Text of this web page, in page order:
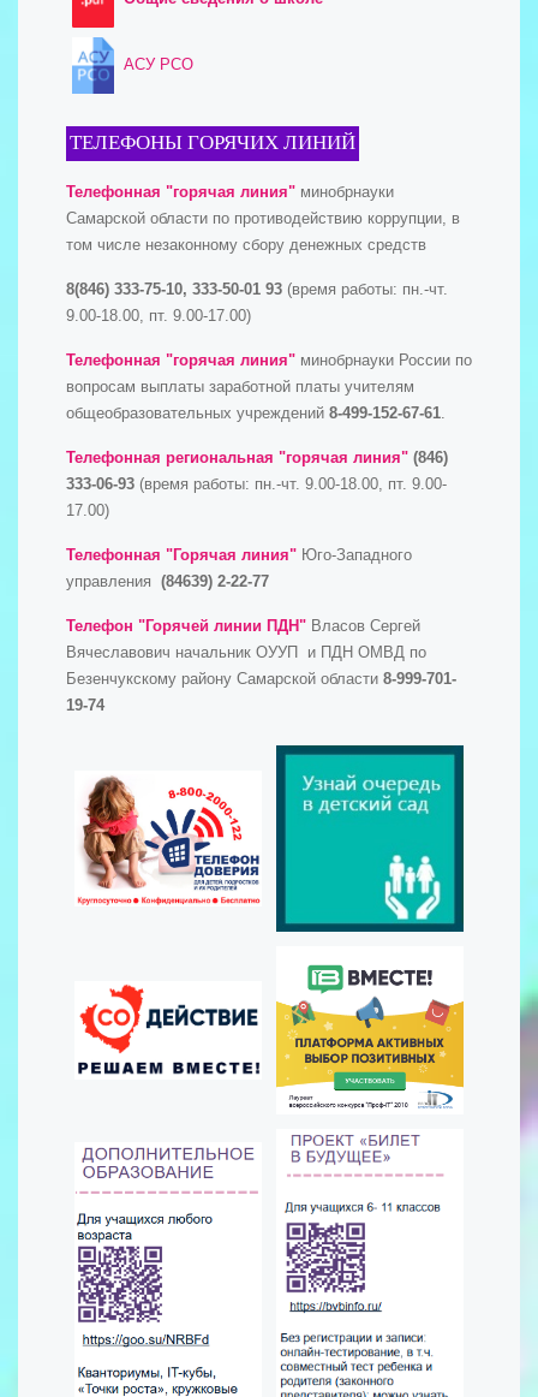
АСУ РСО
ТЕЛЕФОНЫ ГОРЯЧИХ ЛИНИЙ
Телефонная "горячая линия" минобрнауки
Самарской области по противодействию коррупции, в
том числе незаконному сбору денежных средств
8(846) 333-75-10, 333-50-01 93 (время работы: пн.-чт.
9.00-18.00, пт. 9.00-17.00)
Телефонная "горячая линия" минобрнауки России по
вопросам выплаты заработной платы учителям
общеобразовательных учреждений 8-499-152-67-61.
Телефонная региональная "горячая линия" (846)
333-06-93 (время работы: пн.-чт. 9.00-18.00, пт. 9.00-
17.00)
Телефонная "Горячая линия" Юго-Западного
управления (84639) 2-22-77
Телефон "Горячей линии ПДН" Власов Сергей
Вячеславович начальник ОУУП и ПДН ОМВД по
Безенчукскому району Самарской области 8-999-701-
19-74